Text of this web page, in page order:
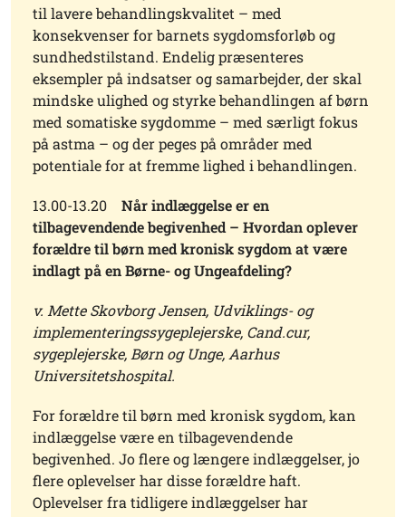
til lavere behandlingskvalitet – med
konsekvenser for barnets sygdomsforløb og
sundhedstilstand. Endelig præsenteres
eksempler på indsatser og samarbejder, der skal
mindske ulighed og styrke behandlingen af børn
med somatiske sygdomme – med særligt fokus
på astma – og der peges på områder med
potentiale for at fremme lighed i behandlingen.
13.00-13.20 Når indlæggelse er en
tilbagevendende begivenhed – Hvordan oplever
forældre til børn med kronisk sygdom at være
indlagt på en Børne- og Ungeafdeling?
v. Mette Skovborg Jensen, Udviklings- og
implementeringssygeplejerske, Cand.cur,
sygeplejerske, Børn og Unge, Aarhus
Universitetshospital.
For forældre til børn med kronisk sygdom, kan
indlæggelse være en tilbagevendende
begivenhed. Jo flere og længere indlæggelser, jo
flere oplevelser har disse forældre haft.
Oplevelser fra tidligere indlæggelser har